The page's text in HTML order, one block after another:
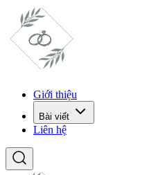
Giới thiệu
Bài viết
Liên hệ